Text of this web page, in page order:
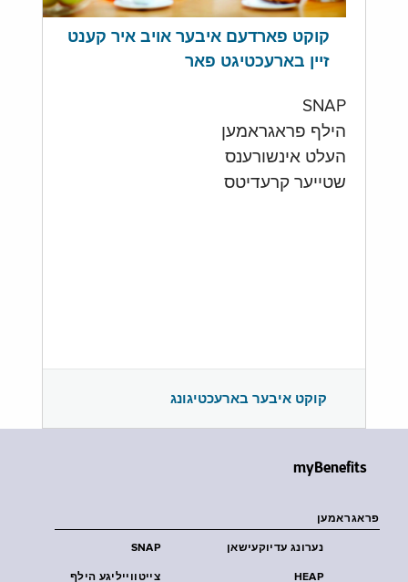
קוקט פארדעם איבער אויב איר קענט
זיין בארעכטיגט פאר
SNAP
הילף פראגראמען
העלט אינשורענס
שטייער קרעדיטס
קוקט איבער בארעכטיגונג
myBenefits
פראגראמען
SNAP נערונג עדיוקעישאן
צייטווייליגע הילף HEAP